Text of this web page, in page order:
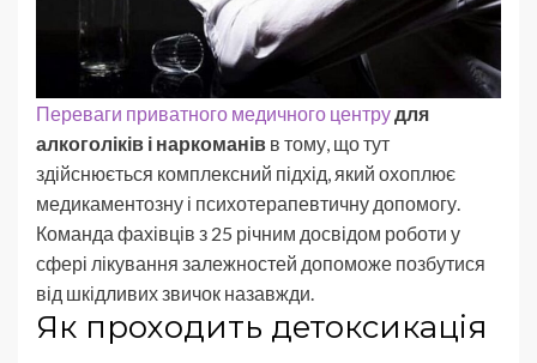
Переваги приватного медичного центру для
алкоголіків і наркоманів в тому, що тут
здійснюється комплексний підхід, який охоплює
медикаментозну і психотерапевтичну допомогу.
Команда фахівців з 25 річним досвідом роботи у
сфері лікування залежностей допоможе позбутися
від шкідливих звичок назавжди.
Як проходить детоксикація